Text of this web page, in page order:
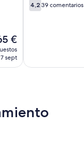
€
sept
de
4.2
sobre
4,2 39 comentarios